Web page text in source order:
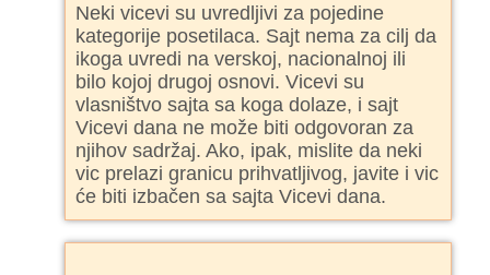
Neki vicevi su uvredljivi za pojedine
kategorije posetilaca. Sajt nema za cilj da
ikoga uvredi na verskoj, nacionalnoj ili
bilo kojoj drugoj osnovi. Vicevi su
vlasništvo sajta sa koga dolaze, i sajt
Vicevi dana ne može biti odgovoran za
njihov sadržaj. Ako, ipak, mislite da neki
vic prelazi granicu prihvatljivog, javite i vic
će biti izbačen sa sajta Vicevi dana.